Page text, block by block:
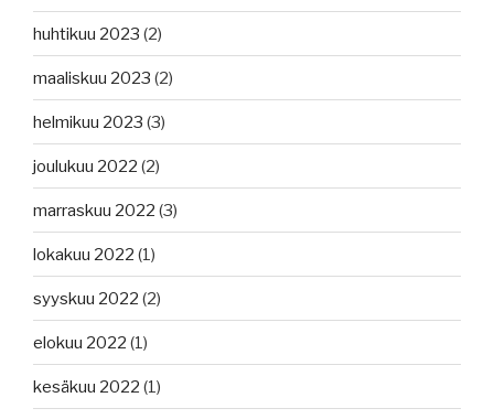
huhtikuu 2023 (2)
maaliskuu 2023 (2)
helmikuu 2023 (3)
joulukuu 2022 (2)
marraskuu 2022 (3)
lokakuu 2022 (1)
syyskuu 2022 (2)
elokuu 2022 (1)
kesäkuu 2022 (1)